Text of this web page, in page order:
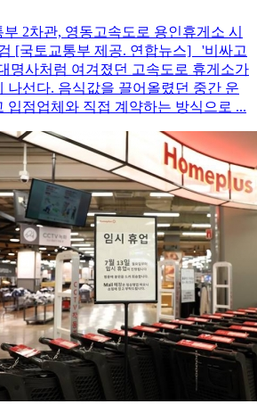
2차관, 영동고속도로 용인휴게소 시
[국토교통부 제공. 연합뉴스] '비싸고
명사처럼 여겨졌던 고속도로 휴게소가
나선다. 음식값을 끌어올렸던 중간 운
입점업체와 직접 계약하는 방식으로 ...